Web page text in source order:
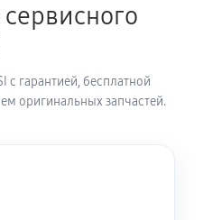
гарантией, бесплатной
оригинальных запчастей.